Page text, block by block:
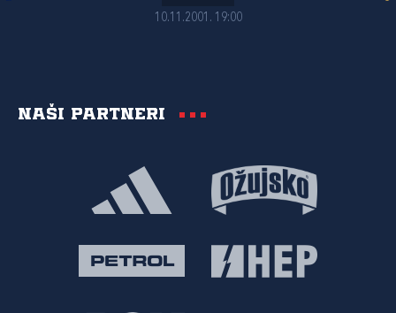
10.11.2001. 19:00
Naši partneri